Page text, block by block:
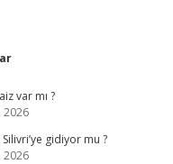
var mı ?
2026
gidiyor mu ?
2026